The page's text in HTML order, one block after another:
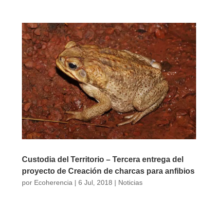
Custodia del Territorio – Tercera entrega del
proyecto de Creación de charcas para anfibios
por Ecoherencia | 6 Jul, 2018 | Noticias